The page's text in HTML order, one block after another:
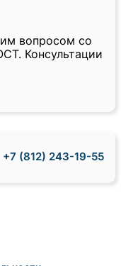
вопросом со
Консультации
+7 (812) 243-19-55